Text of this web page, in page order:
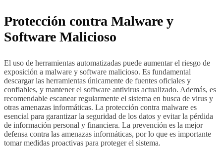
Protección contra Malware y
Software Malicioso
El uso de herramientas automatizadas puede aumentar el riesgo de
exposición a malware y software malicioso. Es fundamental
descargar las herramientas únicamente de fuentes oficiales y
confiables, y mantener el software antivirus actualizado. Además, es
recomendable escanear regularmente el sistema en busca de virus y
otras amenazas informáticas. La protección contra malware es
esencial para garantizar la seguridad de los datos y evitar la pérdida
de información personal y financiera. La prevención es la mejor
defensa contra las amenazas informáticas, por lo que es importante
tomar medidas proactivas para proteger el sistema.